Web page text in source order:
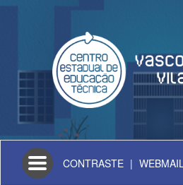
Toggle
navigation
CONTRASTE |